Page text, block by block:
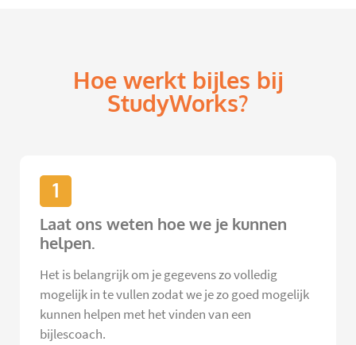
Hoe werkt bijles bij
StudyWorks?
1
Laat ons weten hoe we je kunnen
helpen.
Het is belangrijk om je gegevens zo volledig
mogelijk in te vullen zodat we je zo goed mogelijk
kunnen helpen met het vinden van een
bijlescoach.